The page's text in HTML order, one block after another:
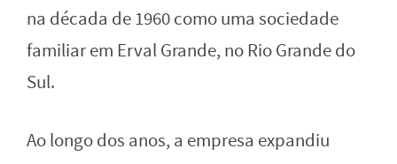
na década de 1960 como uma sociedade
familiar em Erval Grande, no Rio Grande do
Sul.
Ao longo dos anos, a empresa expandiu